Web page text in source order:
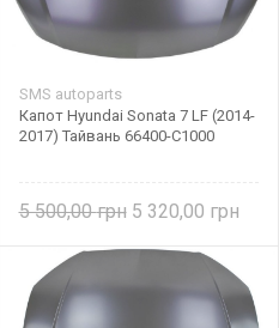
SMS autoparts
Капот Hyundai Sonata 7 LF (2014-
2017) Тайвань 66400-C1000
5 500,00 5 320,00